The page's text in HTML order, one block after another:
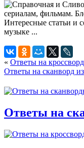
« Ответы на
Ответы на сканворд
Ответы на